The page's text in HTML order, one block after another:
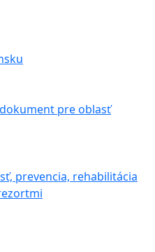
pre oblasť
prevencia, rehabilitácia